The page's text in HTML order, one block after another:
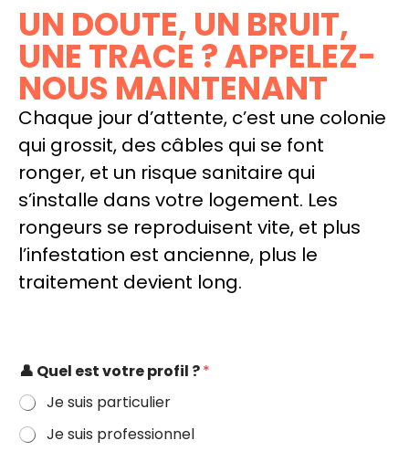
UN DOUTE, UN BRUIT,
UNE TRACE ? APPELEZ-
NOUS MAINTENANT
Chaque jour d’attente, c’est une colonie
qui grossit, des câbles qui se font
ronger, et un risque sanitaire qui
s’installe dans votre logement. Les
rongeurs se reproduisent vite, et plus
l’infestation est ancienne, plus le
traitement devient long.
👤 Quel est votre profil ?*
Je suis particulier
Je suis professionnel